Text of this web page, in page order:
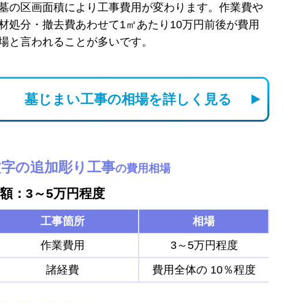
の区画面積により工事費用が変わります。作業費や
処分・撤去費あわせて1㎡あたり10万円前後が費用
と言われることが多いです。
墓じまい工事の相場を詳しく見る
の追加彫り工事の費用相場
：3～5万円程度
工事箇所
相場
作業費用
3～5万円程度
諸経費
費用全体の 10％程度